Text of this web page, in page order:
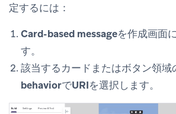
定するには：
Card-based messageを作成画面
す。
該当するカードまたはボタン領域
behaviorでURIを選択します。